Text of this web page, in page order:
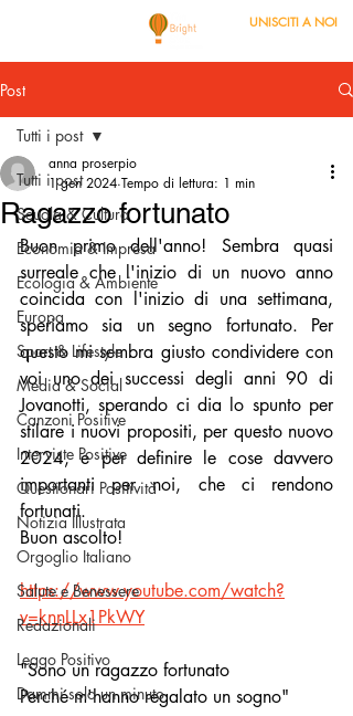
UNISCITI A NOI
Post
Tutti i post
Scuola & Cultura
Economia & Impresa
Ecologia & Ambiente
Europa
Sport & Lifestyle
Media & Social
Canzoni Positive
Interviste Positive
Questionari Positività
Notizia Illustrata
Orgoglio Italiano
Salute e Benessere
Redazionali
Leggo Positivo
Dammi solo un minuto
Tutti i post
Ragazzo fortunato
anna proserpio
1 gen 2024 Tempo di lettura: 1 min
Buon primo dell'anno! Sembra quasi
surreale che l'inizio di un nuovo anno
coincida con l'inizio di una settimana,
speriamo sia un segno fortunato. Per
questo mi sembra giusto condividere con
voi uno dei successi degli anni 90 di
Jovanotti, sperando ci dia lo spunto per
stilare i nuovi propositi, per questo nuovo
2024, e per definire le cose davvero
importanti per noi, che ci rendono
fortunati.
Buon ascolto!
https://www.youtube.com/watch?
v=knnLLx1PkWY
"Sono un ragazzo fortunato
Perché m'hanno regalato un sogno"